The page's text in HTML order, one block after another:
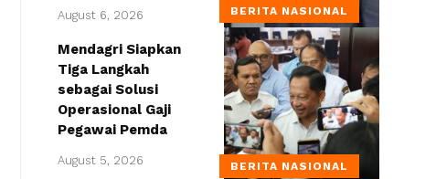
BERITA NASIONAL
August 6, 2026
BERITA NASIONAL
Mendagri Siapkan
Tiga Langkah
sebagai Solusi
Operasional Gaji
Pegawai Pemda
August 5, 2026